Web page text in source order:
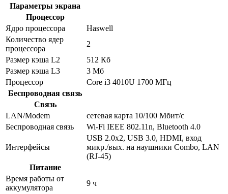
Параметры экрана
Процессор
Ядро процессора
Haswell
Количество ядер
процессора
2
Размер кэша L2
512 Кб
Размер кэша L3
3 Мб
Процессор
Core i3 4010U 1700 МГц
Беспроводная связь
Связь
LAN/Modem
сетевая карта 10/100 Мбит/c
Беспроводная связь
Wi-Fi IEEE 802.11n, Bluetooth 4.0
Интерфейсы
USB 2.0x2, USB 3.0, HDMI, вход
микр./вых. на наушники Combo, LAN
(RJ-45)
Питание
Время работы от
аккумулятора
9 ч